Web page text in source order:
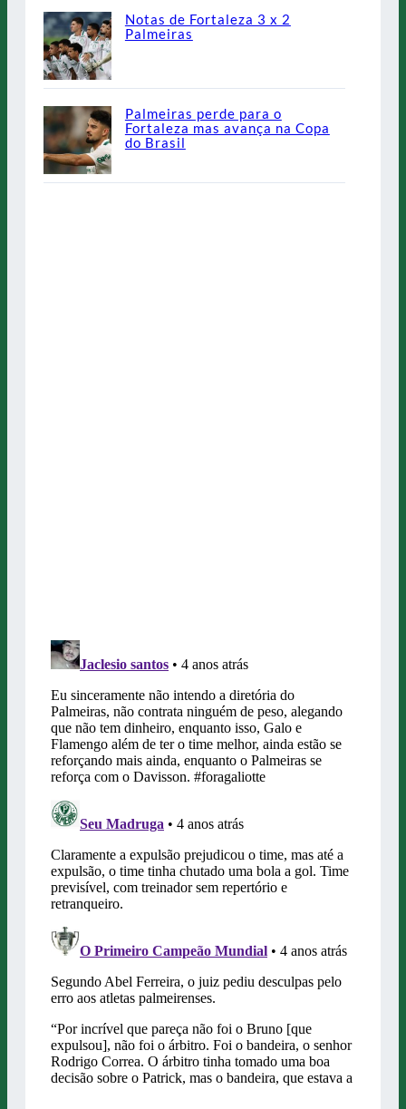
Notas de Fortaleza 3 x 2
Palmeiras
Palmeiras perde para o
Fortaleza mas avança na Copa
do Brasil